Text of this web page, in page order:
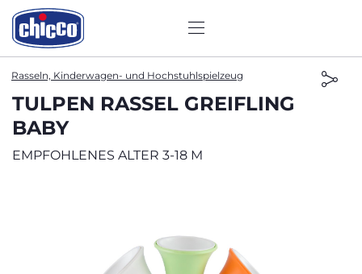
Rasseln, Kinderwagen- und Hochstuhlspielzeug
TULPEN RASSEL GREIFLING
BABY
EMPFOHLENES ALTER 3-18 M